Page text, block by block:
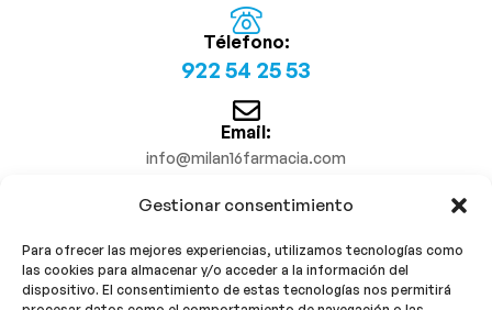
Gestionar consentimiento
Para ofrecer las mejores experiencias, utilizamos tecnologías como
las cookies para almacenar y/o acceder a la información del
dispositivo. El consentimiento de estas tecnologías nos permitirá
Télefono:
922 54 25 53
Email:
info@milan16farmacia.com
¡Síguenos!